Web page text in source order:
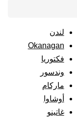
لندن
Okanagan
فكتوريا
وندسور
ماركام
أوشاوا
غاتينو